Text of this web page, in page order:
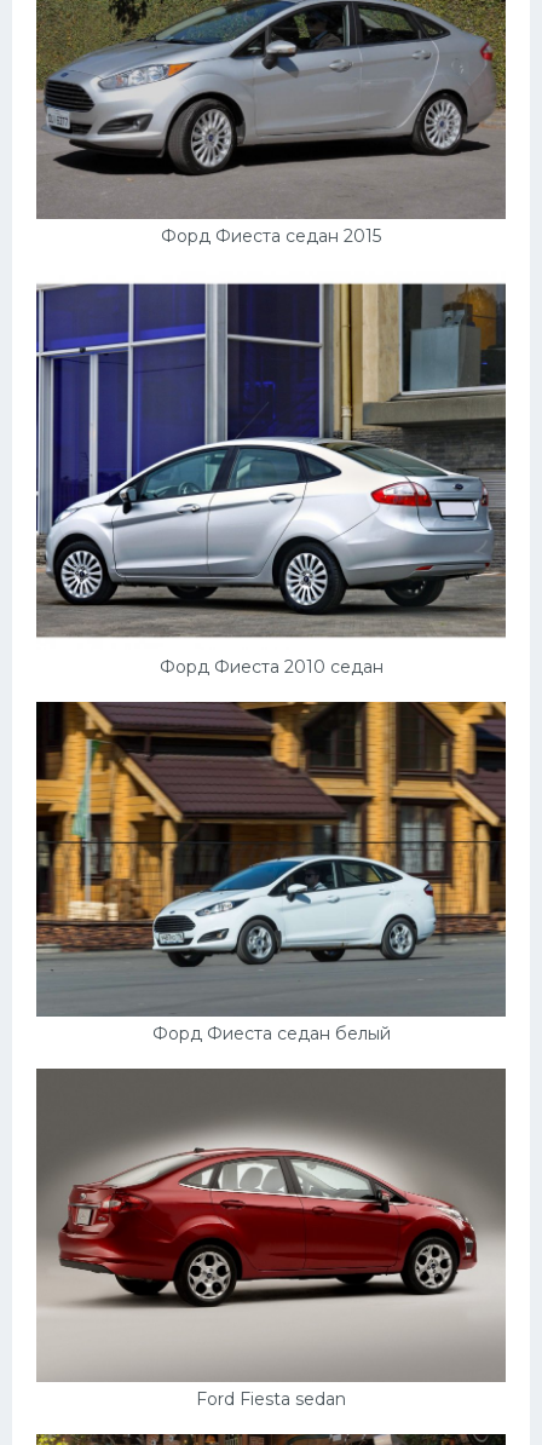
Форд Фиеста седан 2015
Форд Фиеста 2010 седан
Форд Фиеста седан белый
Ford Fiesta sedan